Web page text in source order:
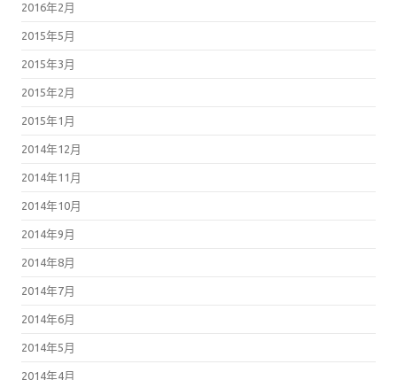
2016年2月
2015年5月
2015年3月
2015年2月
2015年1月
2014年12月
2014年11月
2014年10月
2014年9月
2014年8月
2014年7月
2014年6月
2014年5月
2014年4月